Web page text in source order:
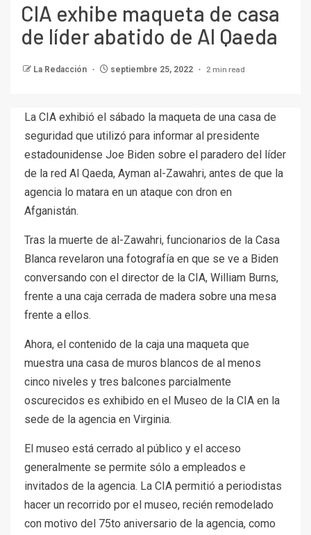
CIA exhibe maqueta de casa
de líder abatido de Al Qaeda
La Redacción septiembre 25, 2022 2 min read
La CIA exhibió el sábado la maqueta de una casa de
seguridad que utilizó para informar al presidente
estadounidense Joe Biden sobre el paradero del líder
de la red Al Qaeda, Ayman al-Zawahri, antes de que la
agencia lo matara en un ataque con dron en
Afganistán.
Tras la muerte de al-Zawahri, funcionarios de la Casa
Blanca revelaron una fotografía en que se ve a Biden
conversando con el director de la CIA, William Burns,
frente a una caja cerrada de madera sobre una mesa
frente a ellos.
Ahora, el contenido de la caja una maqueta que
muestra una casa de muros blancos de al menos
cinco niveles y tres balcones parcialmente
oscurecidos es exhibido en el Museo de la CIA en la
sede de la agencia en Virginia.
El museo está cerrado al público y el acceso
generalmente se permite sólo a empleados e
invitados de la agencia. La CIA permitió a periodistas
hacer un recorrido por el museo, recién remodelado
con motivo del 75to aniversario de la agencia, como